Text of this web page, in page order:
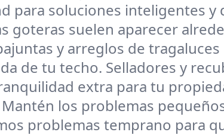
para soluciones inteligentes y
goteras suelen aparecer
y arreglos de
de tu techo. Selladores y
extra para tu
Mantén los problemas
problemas temprano para